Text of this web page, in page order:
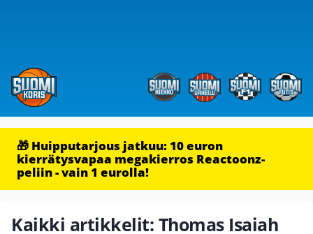
🎁 Huipputarjous jatkuu: 10 euron
kierrätysvapaa megakierros Reactoonz-
peliin - vain 1 eurolla!
Kaikki artikkelit: Thomas Isaiah